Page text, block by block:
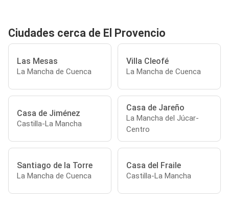
Ciudades cerca de El Provencio
Las Mesas
La Mancha de Cuenca
Villa Cleofé
La Mancha de Cuenca
Casa de Jiménez
Castilla-La Mancha
Casa de Jareño
La Mancha del Júcar-
Centro
Santiago de la Torre
La Mancha de Cuenca
Casa del Fraile
Castilla-La Mancha